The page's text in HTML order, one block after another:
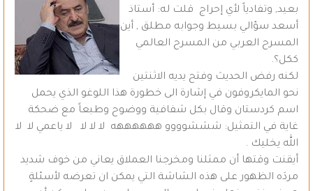
بعيد, وتفادياً لأي إحراج قلت له: أستاذ
أسعد سؤالي بسيط وجوابه مطلق , أين
المسرح العربي من المسرح العالمي
ككل؟.
لكنه رفض الحديث وفتح يديه الاثنتين
نحو المايكروفون في إشارة الى خطورة هذا اللوغو الذي يحمل
اسم كردستان وقال بكل شفافية ووضوح وطبعاً مع ضحكة
غاية في التمثيل: شششوووو ههههههه لا لا لا لا ياعمي لا لا
الله يخليك .
أيقنت وقتها أن ممثلنا ومخرجنا العملاق يعاني من خوف شديد
مردَه الظهور على هذه الشاشة التي يمكن ان تعرضه لأسئلةٍ